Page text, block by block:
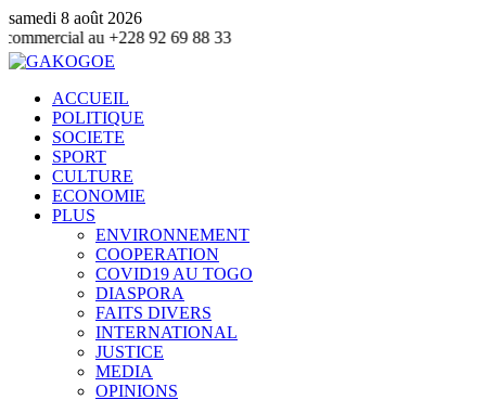
samedi 8 août 2026
92 69 88 33
ACCUEIL
POLITIQUE
SOCIETE
SPORT
CULTURE
ECONOMIE
PLUS
ENVIRONNEMENT
COOPERATION
COVID19 AU TOGO
DIASPORA
FAITS DIVERS
INTERNATIONAL
JUSTICE
MEDIA
OPINIONS